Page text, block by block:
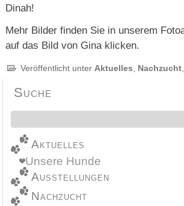
Dinah!
Mehr Bilder finden Sie in unserem
auf das Bild von Gina klicken.
Veröffentlicht unter Aktuelles, Nachzucht,
Suche
Aktuelles
Unsere Hunde
Ausstellungen
Nachzucht